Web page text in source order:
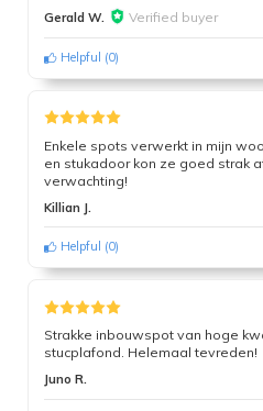
Gerald W. Verified buyer
Helpful (0)
Enkele spots verwerkt in mijn
en stukadoor kon ze goed strak
verwachting!
Killian J.
Helpful (0)
Strakke inbouwspot van hoge
stucplafond. Helemaal tevreden!
Juno R.